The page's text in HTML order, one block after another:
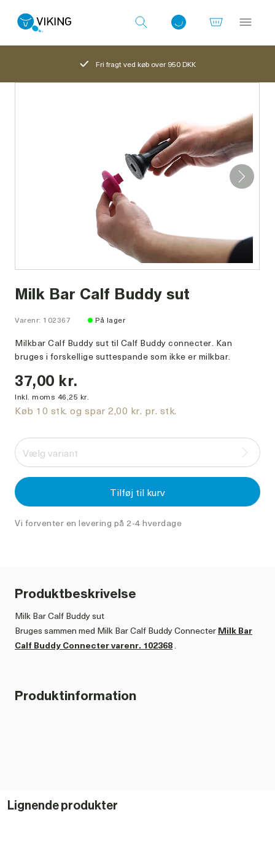
Fri fragt ved køb over 950 DKK
Milk Bar Calf Buddy sut
Varenr: 102367 På lager
Milkbar Calf Buddy sut til Calf Buddy connecter. Kan
bruges i forskellige suttespande som ikke er milkbar.
37,00 kr.
Inkl. moms 46,25 kr.
Køb 10 stk. og spar 2,00 kr. pr. stk.
Vælg variant
Tilføj til kurv
Vi forventer en levering på 2-4 hverdage
Produktbeskrivelse
Milk Bar Calf Buddy sut
Bruges sammen med Milk Bar Calf Buddy ConnecterMilk Bar
Calf Buddy Connecter varenr. 102368.
Buddy Connecter, bruges i suttespande, som ikke er fra Milk
Bar f.eks.Suttespand m/ sut og ventil varenr. 100567
Produktinformation
Lignende produkter